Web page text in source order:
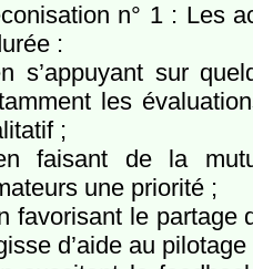
n° 1 : Les
:
s’appuyant sur
les
;
faisant de la
une priorité ;
favorisant le partage
d’aide au